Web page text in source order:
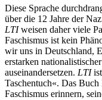
Diese Sprache
über die 12 Jahre der
LTIweisen daher viele
Faschismus ist kein
wir uns in Deutschland,
erstarken
auseinandersetzen. LTIist
Taschentuch«. Das Buch
Faschismus erinnern,